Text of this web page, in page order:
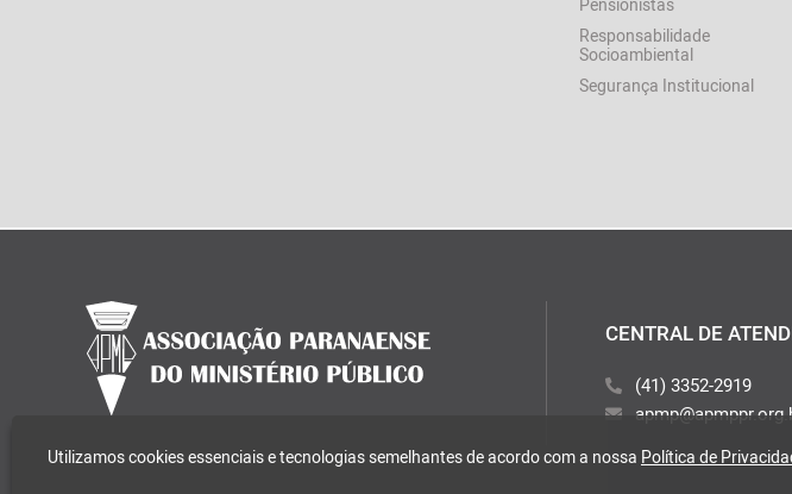
Responsabilidade
Socioambiental
Segurança Institucional
CENTRAL DE
(41) 3352-2919
Utilizamos cookies essenciais e tecnologias semelhantes de acordo com a nossa Política de